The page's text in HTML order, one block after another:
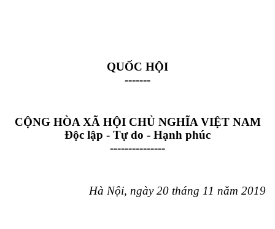
QUỐC HỘI
-------
CỘNG HÒA XÃ HỘI CHỦ NGHĨA VIỆT NAM
Độc lập - Tự do - Hạnh phúc
---------------
Hà Nội, ngày 20 tháng 11 năm 2019